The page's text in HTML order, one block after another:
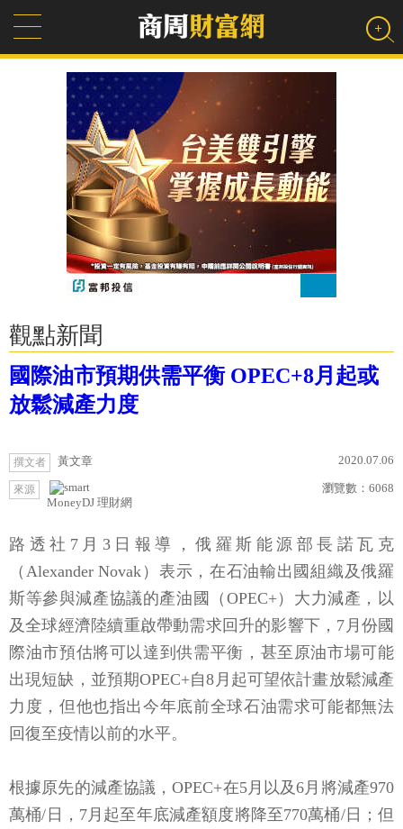
觀點新聞
國際油市預期供需平衡 OPEC+8月起或
放鬆減產力度
撰文者 黃文章 2020.07.06
來源
MoneyDJ 理財網
瀏覽數： 6068
路透社7月3日報導，俄羅斯能源部長諾瓦克
（Alexander Novak）表示，在石油輸出國組織及俄羅
斯等參與減產協議的產油國（OPEC+）大力減產，以
及全球經濟陸續重啟帶動需求回升的影響下，7月份國
際油市預估將可以達到供需平衡，甚至原油市場可能
出現短缺，並預期OPEC+自8月起可望依計畫放鬆減產
力度，但他也指出今年底前全球石油需求可能都無法
回復至疫情以前的水平。
根據原先的減產協議，OPEC+在5月以及6月將減產970
萬桶/日，7月起至年底減產額度將降至770萬桶/日；但